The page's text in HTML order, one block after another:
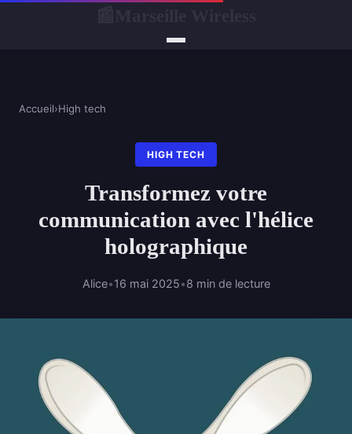
Accueil›High tech
HIGH TECH
Transformez votre
communication avec l'hélice
holographique
Alice•16 mai 2025•8 min de lecture